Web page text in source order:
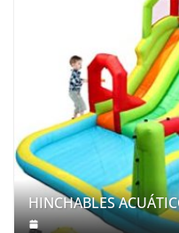
HINCHABLES